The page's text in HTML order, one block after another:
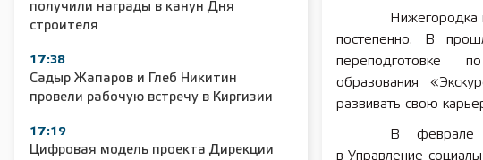
получили награды в канун Дня
строителя
17:38
Садыр Жапаров и Глеб Никитин
провели рабочую встречу в Киргизии
17:19
Цифровая модель проекта Дирекции
Нижегородка
постепенно. В
переподготовке
образования
развивать свою
В феврале
в Управление